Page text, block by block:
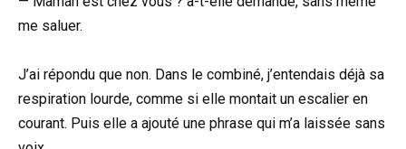
me saluer.
J’ai répondu que non. Dans le combiné, j’entendais déjà sa
respiration lourde, comme si elle montait un escalier en
courant. Puis elle a ajouté une phrase qui m’a laissée sans